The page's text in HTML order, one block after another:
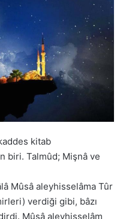
kitab
biri. Talmûd; Mişnâ ve
Mûsâ aleyhisselâma Tûr
verdiği gibi, bâzı
Mûsâ aleyhisselâm